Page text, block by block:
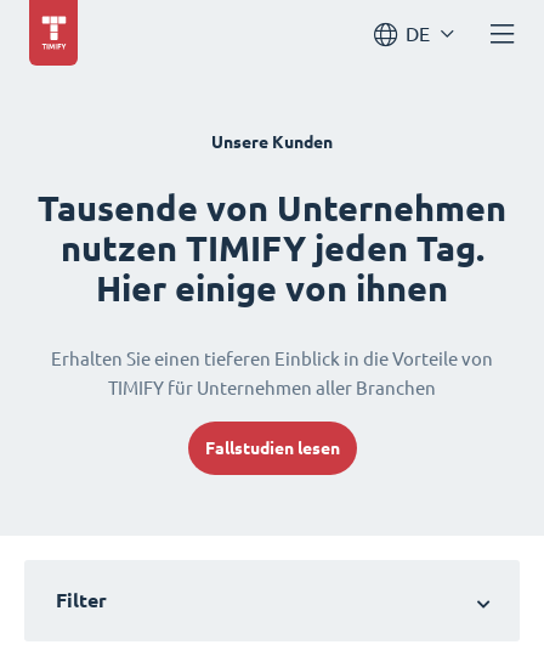
DE
Unsere Kunden
Tausende von Unternehmen
nutzen TIMIFY jeden Tag.
Hier einige von ihnen
Erhalten Sie einen tieferen Einblick in die Vorteile von
TIMIFY für Unternehmen aller Branchen
Fallstudien lesen
Filter